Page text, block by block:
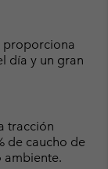
proporciona
día y un gran
tracción
de caucho de
ambiente.